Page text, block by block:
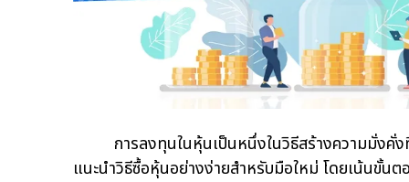
การลงทุนในหุ้นเป็นหนึ่งในวิธีสร้างความมั่งคั่งที่
แนะนำวิธีซื้อหุ้นอย่างง่ายสำหรับมือใหม่ โดยเน้นขั้นต